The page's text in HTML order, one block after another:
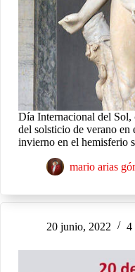
Día Internacional del
del solsticio de verano
invierno en el hemisferio
mario arias
20 junio, 2022 4